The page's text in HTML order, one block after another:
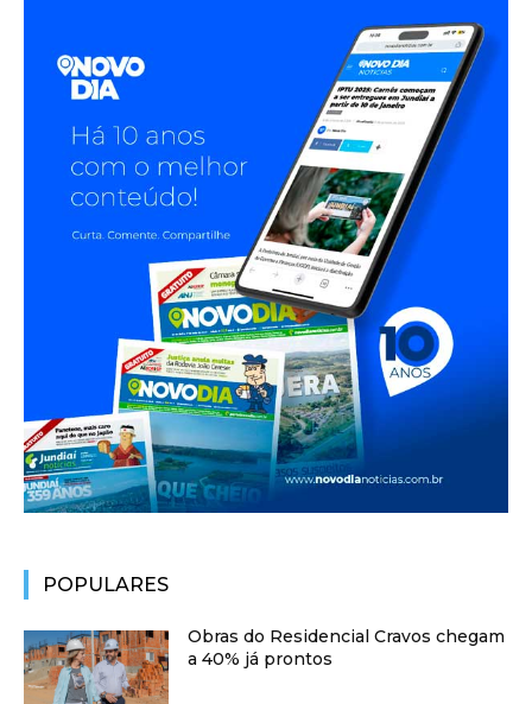
POPULARES
Obras do Residencial Cravos chegam
a 40% já prontos